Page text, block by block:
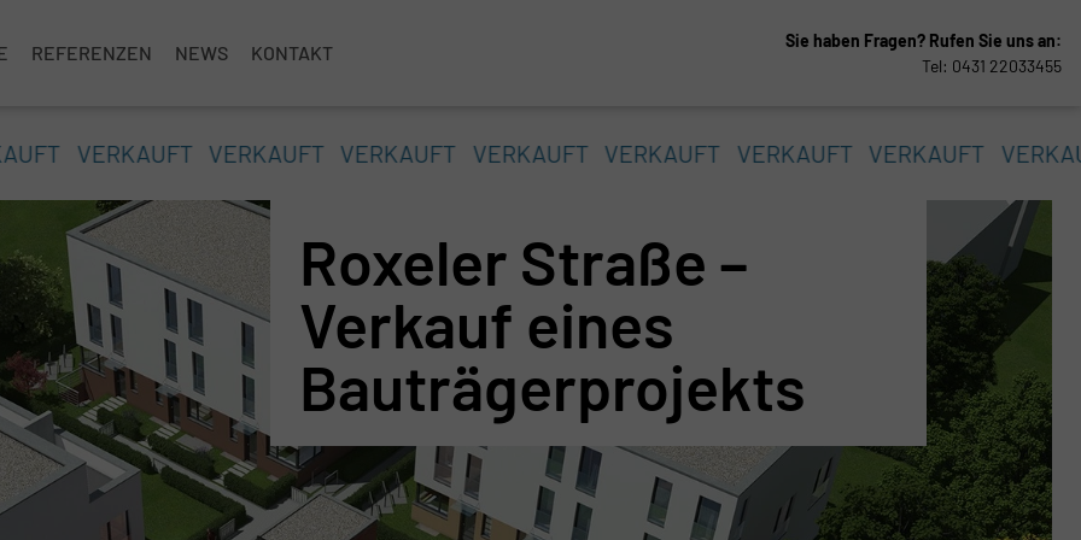
REFERENZEN NEWS KONTAKT
Sie haben Fragen? Rufen Sie uns an:
Tel: 0431 22033455
VERKAUFT VERKAUFT VERKAUFT VERKAUFT VERKAUFT VERKAUFT VERKAUFT
Roxeler Straße –
Verkauf eines
Bauträgerprojekts